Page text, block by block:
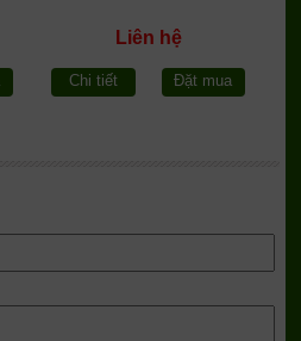
Liên hệ
Chi tiết Đặt mua